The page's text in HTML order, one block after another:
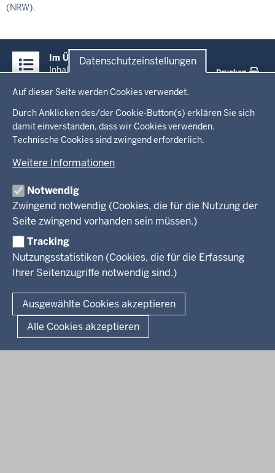
Datenschutzeinstellungen
Auf dieser Seite werden Cookies verwendet.
Durch Anklicken des/der Cookie-Button(s) erklären Sie sich
damit einverstanden, dass wir Cookies verwenden.
Technische Cookies sind zwingend erforderlich.
Weitere Informationen
Notwendig
Zwingend notwendig (Cookies, die für die Nutzung der
Seite zwingend vorhanden sein müssen.)
Tracking
Nutzungsstatistiken (Cookies, die für die Erfassung
Ihrer Seitenzugriffe notwendig sind.)
Ausgewählte Cookies akzeptieren
Alle Cookies akzeptieren
(NRW).
Inhalte
Im Überblick
Inhalt
Drucken
Menü
in
der
Fußzeile
Startseite
Ministerium
Leitung des Hauses
Organisation
Arbeitgeber Ministerium
Rechtsgrundlagen
Kultur
Wissenschaft, Forschung, Lehre und Studium
Weiterbildung
Presse
Service
Kontakt
Fußzeile
Datenschutz Erklärung zur Barrierefreiheit